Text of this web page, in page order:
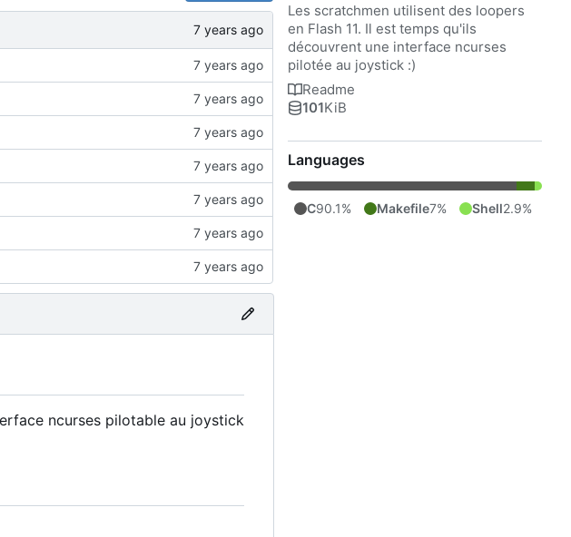
ncurses pilotable au joystick
Les scratchmen utilisent des loopers
en Flash 11. Il est temps qu'ils
découvrent une interface ncurses
pilotée au joystick :)
Readme
101KiB
Languages
C90.1% Makefile7% Shell2.9%